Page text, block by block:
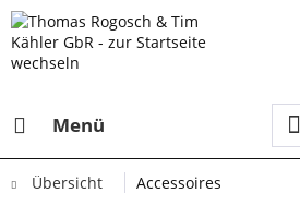
Menü
Übersicht Accessoires